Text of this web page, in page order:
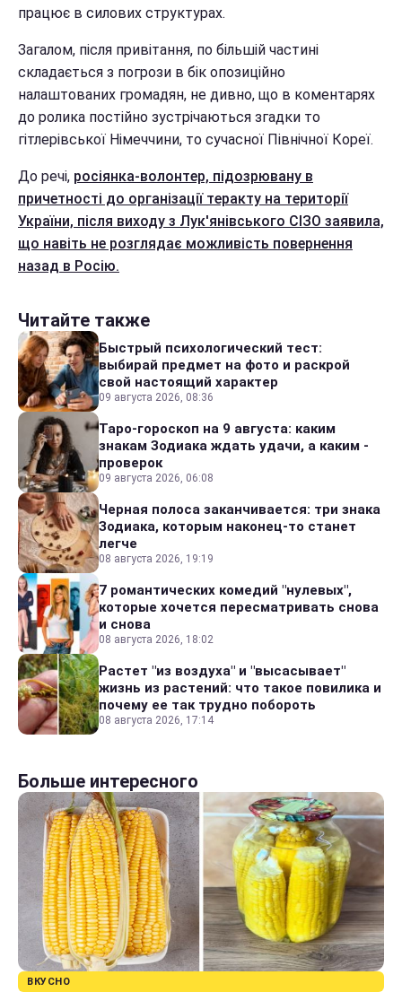
працює в силових структурах.
Загалом, після привітання, по більшій частині
складається з погрози в бік опозиційно
налаштованих громадян, не дивно, що в коментарях
до ролика постійно зустрічаються згадки то
гітлерівської Німеччини, то сучасної Північної Кореї.
До речі, росіянка-волонтер, підозрювану в
причетності до організації теракту на території
України, після виходу з Лук'янівського СІЗО заявила,
що навіть не розглядає можливість повернення
назад в Росію.
Читайте также
Быстрый психологический тест:
выбирай предмет на фото и раскрой
свой настоящий характер
09 августа 2026, 08:36
Таро-гороскоп на 9 августа: каким
знакам Зодиака ждать удачи, а каким -
проверок
09 августа 2026, 06:08
Черная полоса заканчивается: три знака
Зодиака, которым наконец-то станет
легче
08 августа 2026, 19:19
7 романтических комедий "нулевых",
которые хочется пересматривать снова
и снова
08 августа 2026, 18:02
Растет "из воздуха" и "высасывает"
жизнь из растений: что такое повилика и
почему ее так трудно побороть
08 августа 2026, 17:14
Больше интересного
ВКУСНО